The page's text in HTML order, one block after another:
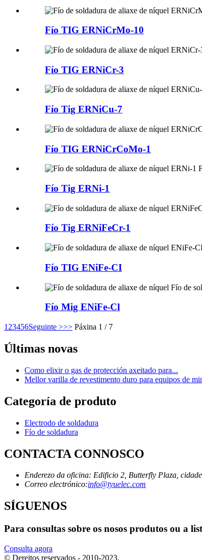
Fío TIG ERNiCrMo-10
Fío TIG ERNiCr-3
Fío Tig ERNiCu-7
Fío TIG ERNiCrCoMo-1
Fío Tig ERNi-1
Fío Tig ERNiFeCr-1
Fío TIG ENiFe-CI
Fío Mig ENiFe-Cl
1 23456Seguinte >>> Páxina 1 / 7
Últimas novas
Como elixir o gas de protección axeitado para...
Mellor varilla de revestimento duro para equipos de
Categoría de produto
Electrodo de soldadura
Fío de soldadura
CONTACTA CONNOSCO
Enderezo da oficina: Edificio 2, Butterfly Plaza,
Correo electrónico:info@tyuelec.com
SÍGUENOS
Para consultas sobre os nosos produtos ou a
Consulta agora
© Dereitos reservados - 2010-2023.